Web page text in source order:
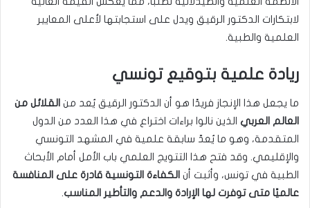
لابتكارات الدكتور الرقيق ويدل على استجابتها لأعلى المعايير
العلمية والطبية.
ريادة علمية بتوقيع تونسي
ما يجعل هذا الإنجاز فريدًا هو أن الدكتور الرقيق يُعد من القلائل من
العالم العربي الذين نالوا براءات اختراع في هذا العدد من الدول
المتقدمة، وهو ما يُعدّ سابقة علمية في المشهد التونسي
والإقليمي. وقد فتح هذا التتويج العلمي باب الأمل أمام الأبحاث
الطبية في تونس، وأثبت أن الكفاءة التونسية قادرة على المنافسة
عالميًا متى توفرت لها الإرادة والدعم والتأطير المناسب.